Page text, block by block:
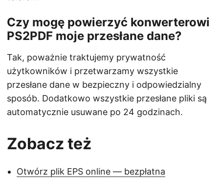
Czy mogę powierzyć konwerterowi
PS2PDF moje przesłane dane?
Tak, poważnie traktujemy prywatność
użytkowników i przetwarzamy wszystkie
przesłane dane w bezpieczny i odpowiedzialny
sposób. Dodatkowo wszystkie przesłane pliki są
automatycznie usuwane po 24 godzinach.
Zobacz też
Otwórz plik EPS online — bezpłatna